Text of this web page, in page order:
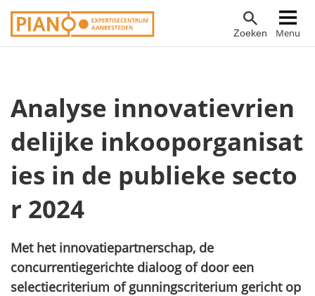
Overslaan
en
gaan
Zoeken Menu
Hoofdnavigatie
Analyse innovatievrien
delijke inkooporganisat
ies in de publieke secto
r 2024
Met het innovatiepartnerschap, de
concurrentiegerichte dialoog of door een
selectiecriterium of gunningscriterium gericht op